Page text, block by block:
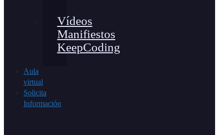
Vídeos
Manifiestos
KeepCoding
Aula
virtual
Solicita
Información